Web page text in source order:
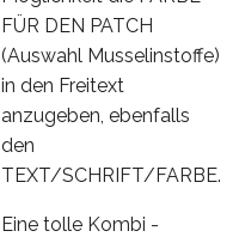
FÜR DEN PATCH
(Auswahl Musselinstoffe)
in den Freitext
anzugeben, ebenfalls
den
TEXT/SCHRIFT/FARBE.
Eine tolle Kombi -